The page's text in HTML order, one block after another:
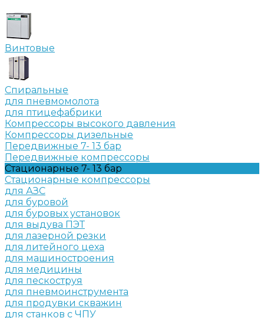
Винтовые
Спиральные
для пневмомолота
для птицефабрики
Компрессоры высокого давления
Компрессоры дизельные
Передвижные 7- 13 бар
Передвижные компрессоры
Стационарные 7- 13 бар
Стационарные компрессоры
для АЗС
для буровой
для буровых установок
для выдува ПЭТ
для лазерной резки
для литейного цеха
для машиностроения
для медицины
для пескоструя
для пневмоинструмента
для продувки скважин
для станков с ЧПУ